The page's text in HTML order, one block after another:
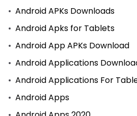
Android APKs Downloads
Android Apks for Tablets
Android App APKs Download
Android Applications
Android Applications For
Android Apps